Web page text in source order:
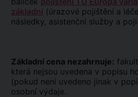
základní (úrazové pojištění a
následky, asistenční služby a
Základní cena nezahrnuje:
která nejsou uvedena v popisu
(pokud není uvedeno jinak v
osobní výdaje.